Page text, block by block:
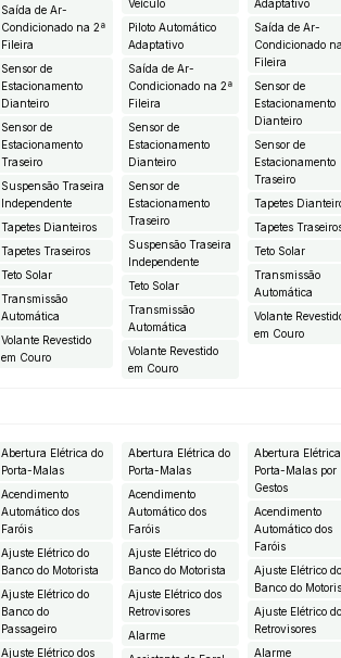
Saída de Ar-
Condicionado na 2ª
Fileira
Sensor de
Estacionamento
Dianteiro
Sensor de
Estacionamento
Traseiro
Suspensão Traseira
Independente
Tapetes Dianteiros
Tapetes Traseiros
Teto Solar
Transmissão
Automática
Volante Revestido
em Couro
Veículo
Piloto Automático
Adaptativo
Saída de Ar-
Condicionado na 2ª
Fileira
Sensor de
Estacionamento
Dianteiro
Sensor de
Estacionamento
Traseiro
Suspensão Traseira
Independente
Teto Solar
Transmissão
Automática
Volante Revestido
em Couro
Adaptativo
Saída de Ar-
Condicionado
Fileira
Sensor de
Estacionamento
Dianteiro
Sensor de
Estacionamento
Traseiro
Tapetes
Tapetes
Teto Solar
Transmissão
Automática
Volante
em Couro
Abertura Elétrica do
Porta-Malas
Acendimento
Automático dos
Faróis
Ajuste Elétrico do
Banco do Motorista
Ajuste Elétrico do
Banco do
Passageiro
Ajuste Elétrico dos
Abertura Elétrica do
Porta-Malas
Acendimento
Automático dos
Faróis
Ajuste Elétrico do
Banco do Motorista
Ajuste Elétrico dos
Retrovisores
Alarme
Abertura
Porta-Malas por
Gestos
Acendimento
Automático dos
Faróis
Ajuste Elétrico
Banco do
Ajuste Elétrico
Retrovisores
Alarme